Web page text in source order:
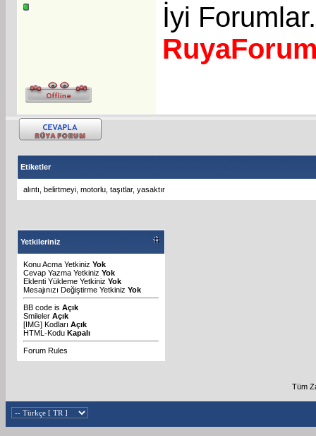
İyi Forumlar.
Etiketler
alıntı belirtmeyi motorlu taşıtlar, yasaktır
Yetkileriniz
Konu Acma Yetkiniz Yok
Cevap Yazma Yetkiniz Yok
Eklenti Yükleme Yetkiniz Yok
Mesajınızı Değiştirme Yetkiniz Yok
BB code is Açık
Smileler Açık
[IMG] Kodları Açık
HTML-Kodu Kapalı
Forum Rules
Tüm